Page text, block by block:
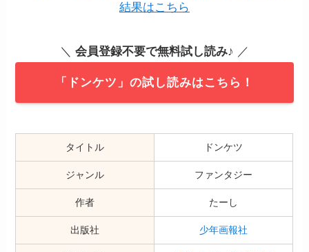
結果はこちら
＼ 会員登録不要で無料試し読み♪ ／
「ドンケツ」の試し読みはこちら！
タイトル ドンケツ
ジャンル ファンタジー
作者 たーし
出版社 少年画報社